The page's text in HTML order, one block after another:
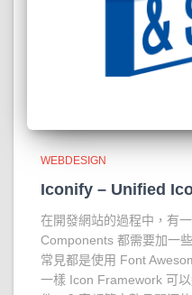
WEBDESIGN
Iconify – Unified
在開發網站的過程中，有
Components 都需要加一
常見都是使用 Font
一樣 Icon Framework 可